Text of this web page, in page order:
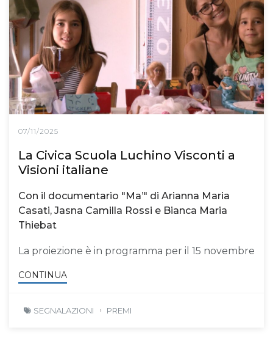
07/11/2025
La Civica Scuola Luchino Visconti a
Visioni italiane
Con il documentario "Ma’" di Arianna Maria
Casati, Jasna Camilla Rossi e Bianca Maria
Thiebat
La proiezione è in programma per il 15 novembre
CONTINUA
SEGNALAZIONI PREMI